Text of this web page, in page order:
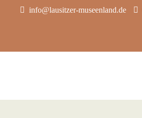
info@lausitzer-museenland.de